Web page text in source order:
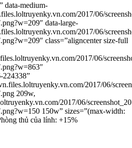
data-medium-
2017/06/
data-large-
2017/06/
class=”aligncenter size-full
2017/06/
224338”
2017/06/
209w,
2017/06/
150w” sizes=”(max-width:
thủ của lính: +15%